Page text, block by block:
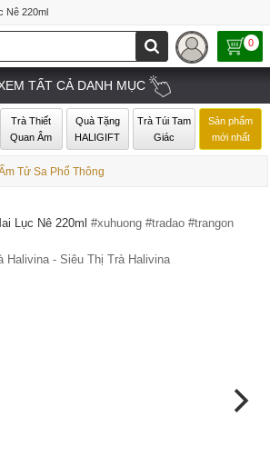
Nê 220ml
0
TẤT CẢ DANH MỤC
Trà Thiết
Quan Âm
Quà Tặng
HALIGIFT
Trà Túi Tam
Giác
Sản phẩm
mới nhất
Tử Sa Phổ Thông
Lục Nê 220ml#xuhuong #tradao #trangon
- Siêu Thị Trà Halivina